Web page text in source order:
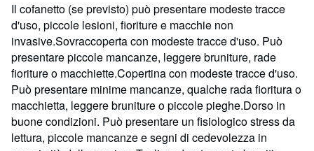
Il cofanetto (se previsto) può presentare modeste tracce
d'uso, piccole lesioni, fioriture e macchie non
invasive.Sovraccoperta con modeste tracce d'uso. Può
presentare piccole mancanze, leggere bruniture, rade
fioriture o macchiette.Copertina con modeste tracce d'uso.
Può presentare minime mancanze, qualche rada fioritura o
macchietta, leggere bruniture o piccole pieghe.Dorso in
buone condizioni. Può presentare un fisiologico stress da
lettura, piccole mancanze e segni di cedevolezza in